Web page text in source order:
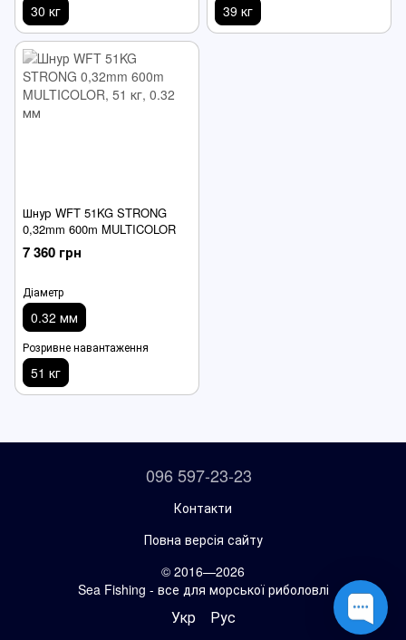
30 кг 39 кг
Шнур WFT 51KG STRONG
0,32mm 600m MULTICOLOR
7 360 грн
Діаметр
0.32 мм
Розривне навантаження
51 кг
096 597-23-23
Контакти
Повна версія сайту
© 2016—2026
Sea Fishing - все для морської риболовлі
Укр Рус